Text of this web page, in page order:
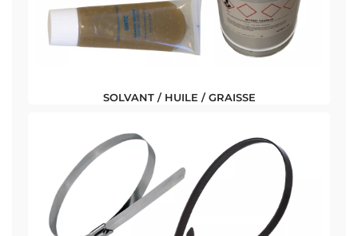
SOLVANT / HUILE / GRAISSE